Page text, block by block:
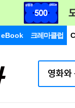
eBook 크레마클럽